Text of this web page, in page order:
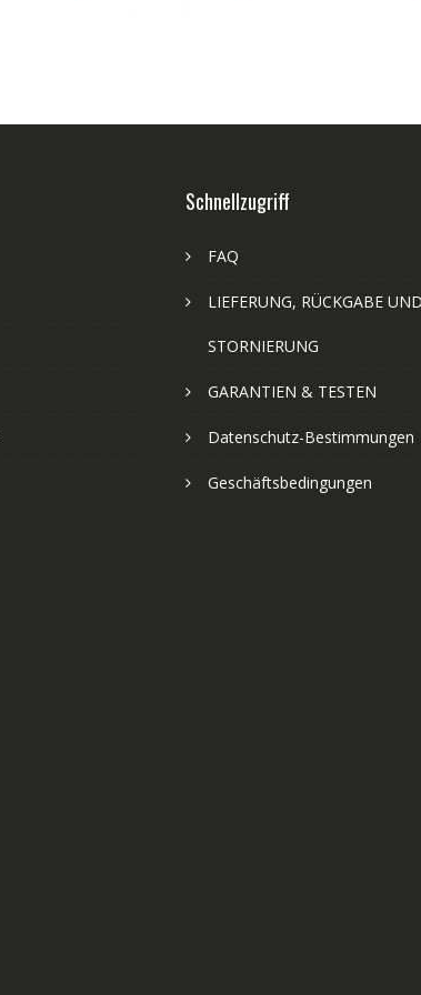
Schnellzugriff
FAQ
LIEFERUNG, RÜCKGABE UND
STORNIERUNG
GARANTIEN & TESTEN
Datenschutz-Bestimmungen
Geschäftsbedingungen